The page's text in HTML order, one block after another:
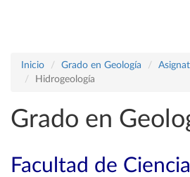
Inicio Grado en Geología
Hidrogeología
Grado en
Facultad de